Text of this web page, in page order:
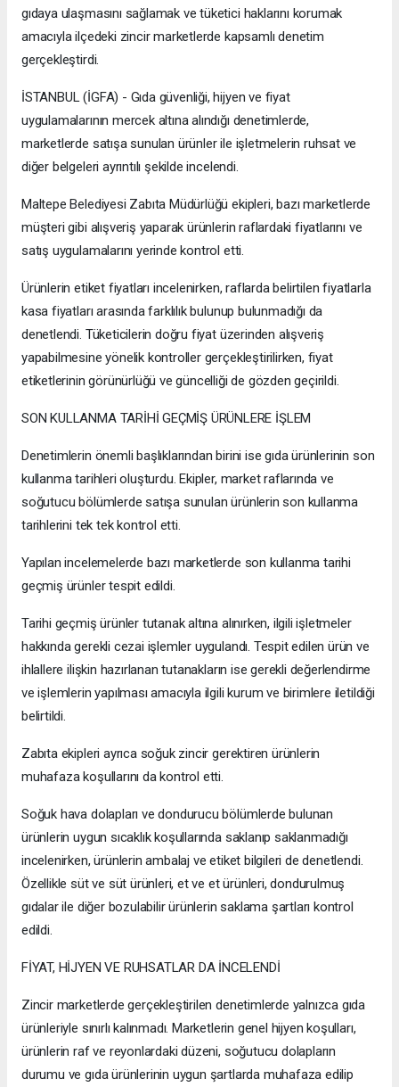
gıdaya ulaşmasını sağlamak ve tüketici haklarını korumak
amacıyla ilçedeki zincir marketlerde kapsamlı denetim
gerçekleştirdi.
İSTANBUL (İGFA) - Gıda güvenliği, hijyen ve fiyat
uygulamalarının mercek altına alındığı denetimlerde,
marketlerde satışa sunulan ürünler ile işletmelerin ruhsat ve
diğer belgeleri ayrıntılı şekilde incelendi.
Maltepe Belediyesi Zabıta Müdürlüğü ekipleri, bazı marketlerde
müşteri gibi alışveriş yaparak ürünlerin raflardaki fiyatlarını ve
satış uygulamalarını yerinde kontrol etti.
Ürünlerin etiket fiyatları incelenirken, raflarda belirtilen fiyatlarla
kasa fiyatları arasında farklılık bulunup bulunmadığı da
denetlendi. Tüketicilerin doğru fiyat üzerinden alışveriş
yapabilmesine yönelik kontroller gerçekleştirilirken, fiyat
etiketlerinin görünürlüğü ve güncelliği de gözden geçirildi.
SON KULLANMA TARİHİ GEÇMİŞ ÜRÜNLERE İŞLEM
Denetimlerin önemli başlıklarından birini ise gıda ürünlerinin son
kullanma tarihleri oluşturdu. Ekipler, market raflarında ve
soğutucu bölümlerde satışa sunulan ürünlerin son kullanma
tarihlerini tek tek kontrol etti.
Yapılan incelemelerde bazı marketlerde son kullanma tarihi
geçmiş ürünler tespit edildi.
Tarihi geçmiş ürünler tutanak altına alınırken, ilgili işletmeler
hakkında gerekli cezai işlemler uygulandı. Tespit edilen ürün ve
ihlallere ilişkin hazırlanan tutanakların ise gerekli değerlendirme
ve işlemlerin yapılması amacıyla ilgili kurum ve birimlere iletildiği
belirtildi.
Zabıta ekipleri ayrıca soğuk zincir gerektiren ürünlerin
muhafaza koşullarını da kontrol etti.
Soğuk hava dolapları ve dondurucu bölümlerde bulunan
ürünlerin uygun sıcaklık koşullarında saklanıp saklanmadığı
incelenirken, ürünlerin ambalaj ve etiket bilgileri de denetlendi.
Özellikle süt ve süt ürünleri, et ve et ürünleri, dondurulmuş
gıdalar ile diğer bozulabilir ürünlerin saklama şartları kontrol
edildi.
FİYAT, HİJYEN VE RUHSATLAR DA İNCELENDİ
Zincir marketlerde gerçekleştirilen denetimlerde yalnızca gıda
ürünleriyle sınırlı kalınmadı. Marketlerin genel hijyen koşulları,
ürünlerin raf ve reyonlardaki düzeni, soğutucu dolapların
durumu ve gıda ürünlerinin uygun şartlarda muhafaza edilip